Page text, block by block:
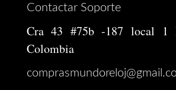
Contactar Soporte
Cra 43 #75b -187 local 1
Colombia